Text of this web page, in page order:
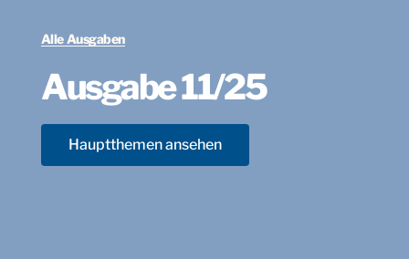
Alle Ausgaben
Ausgabe 11/25
Hauptthemen ansehen